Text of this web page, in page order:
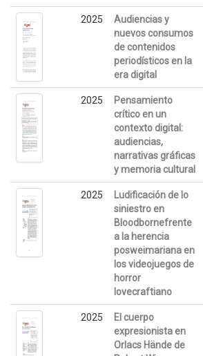
2025
Audiencias y
nuevos consumos
de contenidos
periodísticos en la
era digital
2025
Pensamiento
crítico en un
contexto digital:
audiencias,
narrativas gráficas
y memoria cultural
2025
Ludificación de lo
siniestro en
Bloodbornefrente
a la herencia
posweimariana en
los videojuegos de
horror
lovecraftiano
2025
El cuerpo
expresionista en
Orlacs Hände de